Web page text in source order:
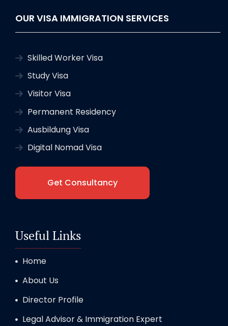
OUR VISA IMMIGRATION SERVICES
Skilled Worker Visa
Study Visa
Visitor Visa
Permanent Residency
Ausbildung Visa
Digital Nomad Visa
Get Consultancy
Useful Links
Home
About Us
Director Profile
Legal Advisor & Immigration Expert